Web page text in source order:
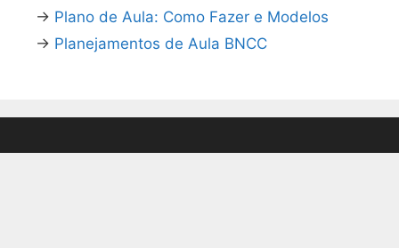
→ Plano de Aula: Como Fazer e Modelos
→ Planejamentos de Aula BNCC